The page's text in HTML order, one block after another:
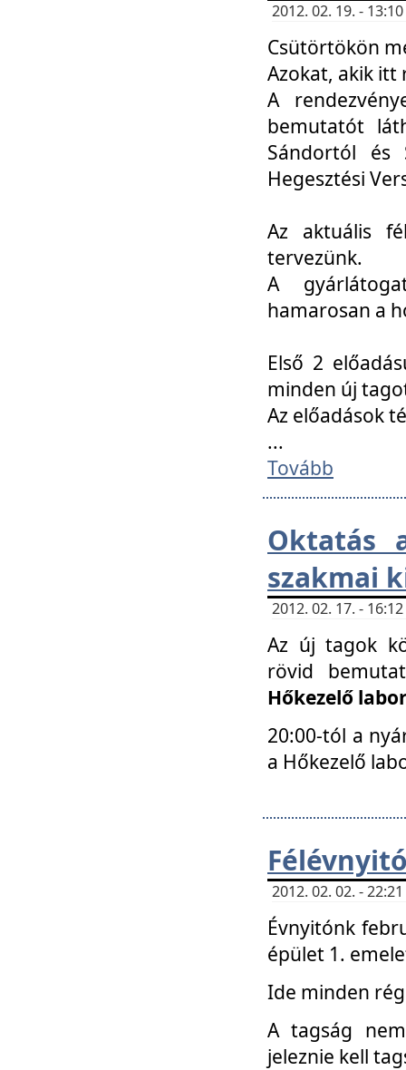
2012. 02. 19. -
Csütörtökön
Azokat, akik itt
A
bemutatót
Sándortól és
Hegesztési
Az aktuális
tervezünk.
A
hamarosan a
Első 2
minden új
Az előadások
...
Tovább
Oktatás
szakmai
2012. 02. 17. -
Az új tagok
rövid
Hőkezelő
20:00-tól a
a Hőkezelő
2012. 02. 02. -
Évnyitónk
épület 1.
Ide minden
A tagság
jeleznie kell